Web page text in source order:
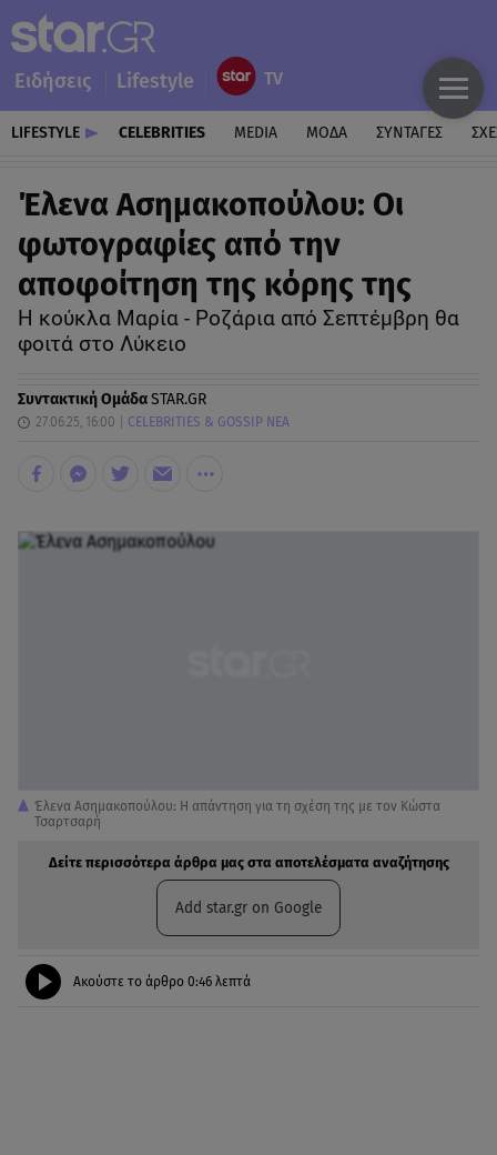
Ειδήσεις Lifestyle
LIFESTYLE CELEBRITIES MEDIA ΜΟΔΑ ΣΥΝΤΑΓΕΣ
Έλενα Ασημακοπούλου: Οι
φωτογραφίες από την
αποφοίτηση της κόρης της
Η κούκλα Μαρία - Ροζάρια από Σεπτέμβρη θα
φοιτά στο Λύκειο
Συντακτική ΟμάδαSTAR.GR
27.06.25, 16:00 CELEBRITIES & GOSSIP ΝΕΑ
Έλενα Ασημακοπούλου: Η απάντηση για τη σχέση της με τον Κώστα
Τσαρτσαρή
Δείτε περισσότερα άρθρα μας στα αποτελέσματα αναζήτησης
Add star.gr on Google
Ακούστε το άρθρο 0:46 λεπτά